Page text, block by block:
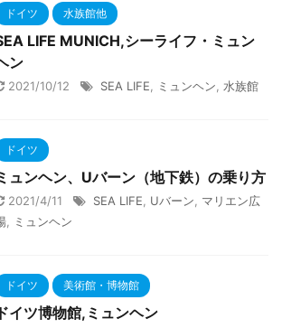
ドイツ 水族館他
LIFE MUNICH,シーライフ・ミュン
ン
2021/10/12 SEA LIFE ミュンヘン 水族館
ドイツ
ュンヘン、Uバーン（地下鉄）の乗り方
2021/4/11 SEA LIFE Uバーン
マリエン広
ミュンヘン
ドイツ 美術館・博物館
ドイツ博物館,ミュンヘン